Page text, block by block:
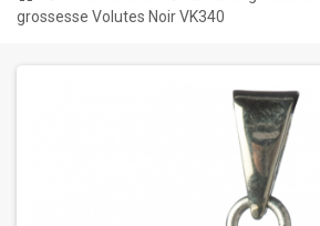
grossesse Volutes Noir VK340